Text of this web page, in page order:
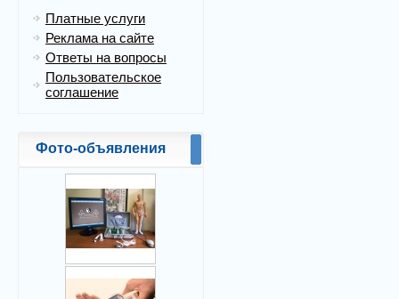
Платные услуги
Реклама на сайте
Ответы на вопросы
Пользовательское
соглашение
Фото-объявления